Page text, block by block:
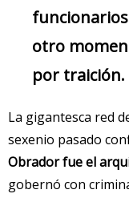
otro
por traición.
La gigantesca red
sexenio pasado
Obrador fue el
gobernó con